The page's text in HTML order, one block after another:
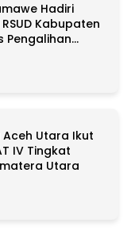
Hadiri
Kabupaten
Pengalihan
Meutia
Aceh Utara Ikut
IV Tingkat
Utara